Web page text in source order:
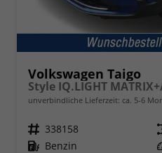
Volkswagen Taigo
Style IQ.LIGHT
unverbindliche Lieferzeit: ca. 5-6
Fahrzeugnr. 338158
Kraftstoff Benzin